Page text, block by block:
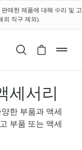
매한 제품에 대해 수리 및 고
외 직구 제외).
검색Cart is
세서리
한 부품과 액세
부품 또는 액세